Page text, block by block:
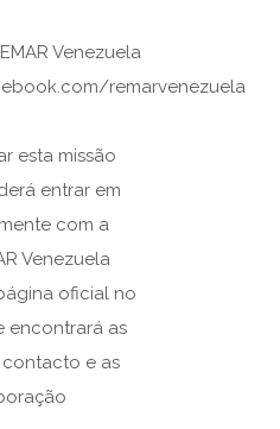
Venezuela
remarvenezuela
esta missão
entrar em
com a
Venezuela
oficial no
encontrará as
e as